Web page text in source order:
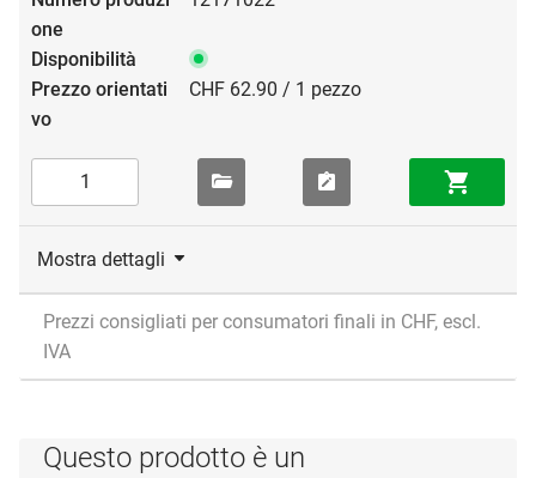
CHF 62.90 / 1 pezzo
Mostra dettagli
Prezzi consigliati per consumatori finali in CHF, escl.
IVA
Questo prodotto è un